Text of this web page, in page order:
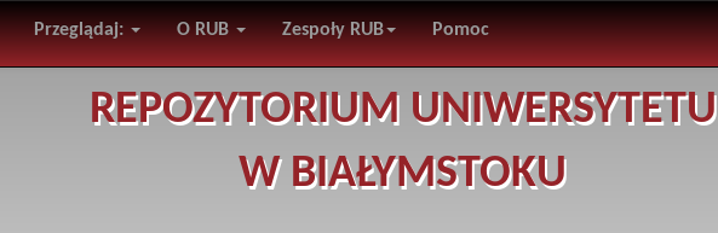
Przeglądaj: O RUB Zespoły RUB Pomoc
REPOZYTORIUM UNIWERSYTETU
W BIAŁYMSTOKU